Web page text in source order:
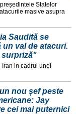
Statelor
masive asupra
Saudită se
un val de atacuri.
surpriză"
Iran in cadrul unei
nou șef peste
Jay
cei mai puternici